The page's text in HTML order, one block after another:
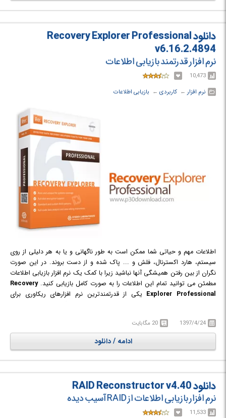
راحتی می توانید به کمک Runtime RAID Reconstructor آنها را بازیابی کنید.
دانلود Recovery Explorer Professional
v6.16.2.4894
نرم افزار قدرتمند بازیابی اطلاعات
10,473
نرم افزار ← ‏ کاربردی ← ‏ بازیابی اطلاعات
اطلاعات مهم و حیاتی شما ممکن است به طور ناگهانی و یا به هر دلیلی از روی
سیستم، هارد اکسترنال، فلش و ... پاک شده و از دست بروند. در این صورت
نگران از بین رفتن همیشگی آنها نباشید زیرا با کمک یک نرم افزار بازیابی اطلاعات
مطمئن می توانید تمام این اطلاعات را به صورت کامل بازیابی کنید.Recovery
Explorer Professional یکی از قدرتمندترین نرم افزارهای ریکاوری برای
اطلاعات می باشد. بازیابی اطلاعات از روی هاردی که به عنوان یک قطعه آسیب
دیده (Failed) در یک پیکربندی RAID قرار گرفته، مخصوصاً هنگامی که آرایه RAID
بهم ریخته باشد، بسیار دشوار است. با این حال این نرم افزار با ارائه طیف
پارتیشن ها خواهد بود تا بتواند موارد از دست رفته را به سرعت شناسایی کرده و
بازیابی کند. علاوه بر این، قادر به رمزگشایی فضای دیسک برای دسترسی به داده
مطمئن و قدرتمندیست که در مواقع بحرانی به کمک شما خواهد آمد.
1397/4/24 20 مگابایت
ادامه / دانلود
دانلود RAID Reconstructor v4.40
نرم افزار بازیابی اطلاعات از RAID آسیب دیده
11,533